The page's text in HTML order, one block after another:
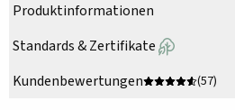
Produktinformationen
Standards & Zertifikate
Kundenbewertungen
(57)